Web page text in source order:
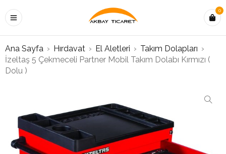
0
Ana Sayfa › Hırdavat › El Aletleri › Takım Dolapları ›
İzeltaş 5 Çekmeceli Partner Mobil Takım Dolabı Kırmızı (
Dolu )